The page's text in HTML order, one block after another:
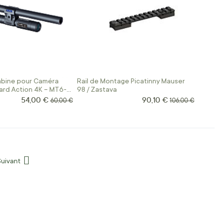
pour Caméra
Action 4K – MT6-
Prix Spécial
54,00 € Prix normal
60,00 €
Rail de Montage Picatinny Mauser
98 / Zastava
Prix Spécial
90,10 € Prix normal
106,00 €